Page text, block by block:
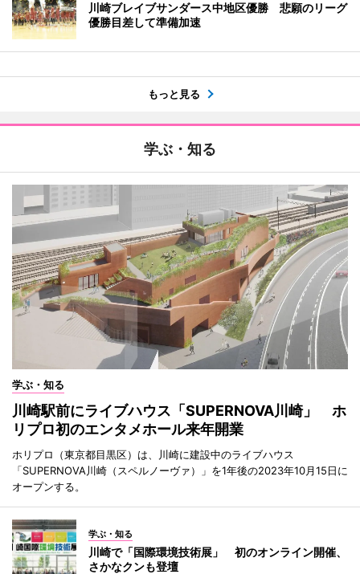
川崎ブレイブサンダース中地区優勝 悲願のリーグ
優勝目差して準備加速
もっと見る
学ぶ・知る
学ぶ・知る
川崎駅前にライブハウス「SUPERNOVA川崎」 ホ
リプロ初のエンタメホール来年開業
ホリプロ（東京都目黒区）は、川崎に建設中のライブハウス
「SUPERNOVA川崎（スペルノーヴァ）」を1年後の2023年10月15日に
オープンする。
学ぶ・知る
川崎で「国際環境技術展」 初のオンライン開催、
さかなクンも登壇